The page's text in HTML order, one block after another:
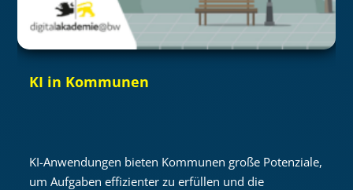
KI in Kommunen
KI-Anwendungen bieten Kommunen große Potenziale,
um Aufgaben effizienter zu erfüllen und die